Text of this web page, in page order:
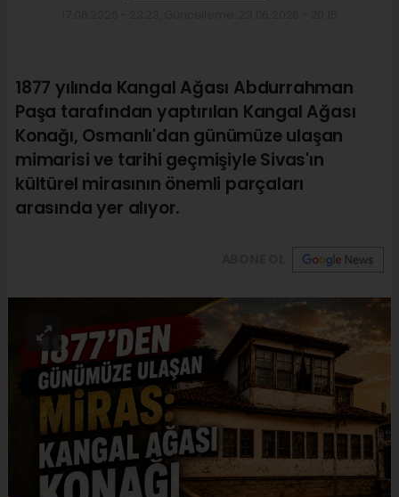
1877 yılında Kangal Ağası Abdurrahman
Paşa tarafından yaptırılan Kangal Ağası
Konağı, Osmanlı'dan günümüze ulaşan
mimarisi ve tarihi geçmişiyle Sivas'ın
kültürel mirasının önemli parçaları
arasında yer alıyor.